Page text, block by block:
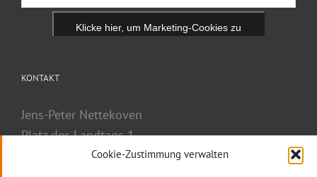
Cookie-Zustimmung verwalten
Klicke hier, um Marketing-Cookies zu
KONTAKT
Jens-Peter Nettekoven
Platz des Landtags 1
40221 Düsseldorf